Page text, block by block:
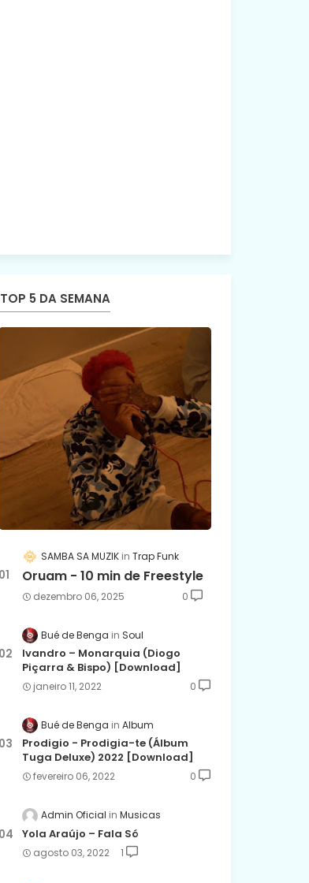
TOP 5 DA SEMANA
SAMBA SA MUZIK Trap Funk
Oruam - 10 min de Freestyle
dezembro 06, 2025 0
Bué de Benga Soul
Ivandro – Monarquia (Diogo
Piçarra & Bispo) [Download]
janeiro 11, 2022 0
Bué de Benga Album
Prodigio - Prodigia-te (Álbum
Tuga Deluxe) 2022 [Download]
fevereiro 06, 2022 0
Admin Oficial Musicas
Yola Araújo – Fala Só
agosto 03, 2022 1